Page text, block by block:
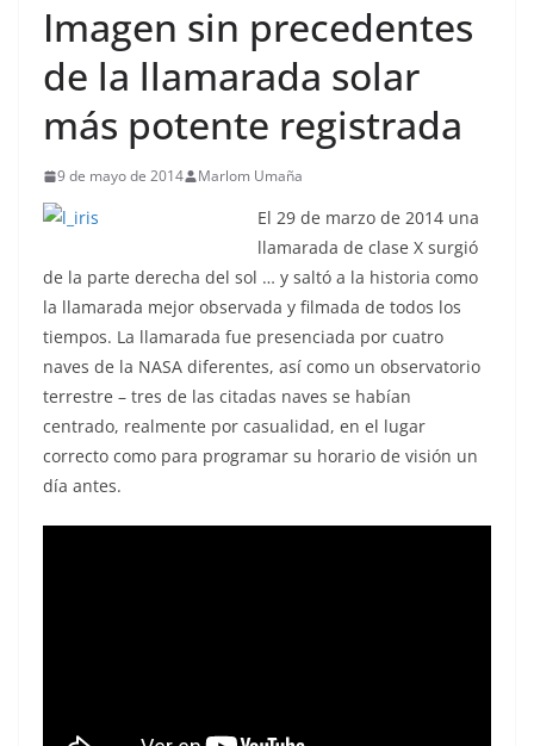
Imagen sin precedentes
de la llamarada solar
más potente registrada
9 de mayo de 2014 Marlom Umaña
El 29 de marzo de 2014 una
llamarada de clase X surgió
de la parte derecha del sol … y saltó a la historia como
la llamarada mejor observada y filmada de todos los
tiempos. La llamarada fue presenciada por cuatro
naves de la NASA diferentes, así como un observatorio
terrestre – tres de las citadas naves se habían
centrado, realmente por casualidad, en el lugar
correcto como para programar su horario de visión un
día antes.